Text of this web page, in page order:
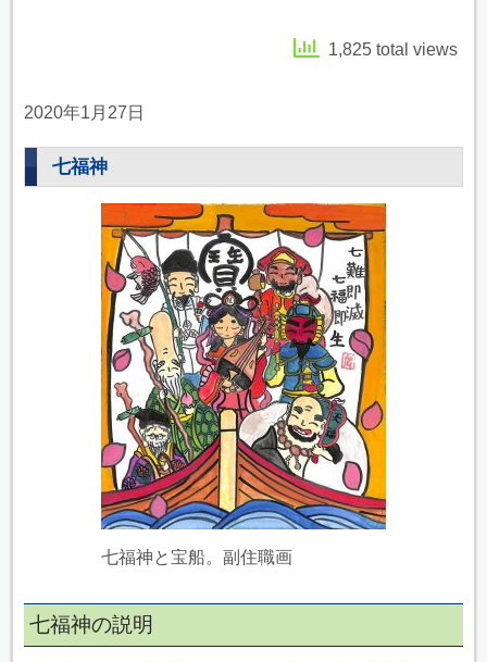
1,825 total views
2020年1月27日
七福神
七福神と宝船。副住職画
七福神の説明